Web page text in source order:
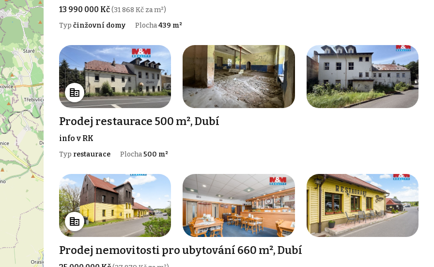
13 990 000 Kč(31 868 Kč za m²)
Typ činžovní domy Plocha439 m²
Prodej restaurace 500 m², Dubí
info v RK
Typ restaurace Plocha500 m²
Prodej nemovitosti pro ubytování 660 m², Dubí